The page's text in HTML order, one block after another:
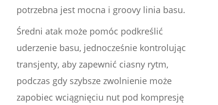
potrzebna jest mocna i groovy linia basu.
Średni atak może pomóc podkreślić
uderzenie basu, jednocześnie kontrolując
transjenty, aby zapewnić ciasny rytm,
podczas gdy szybsze zwolnienie może
zapobiec wciągnięciu nut pod kompresję